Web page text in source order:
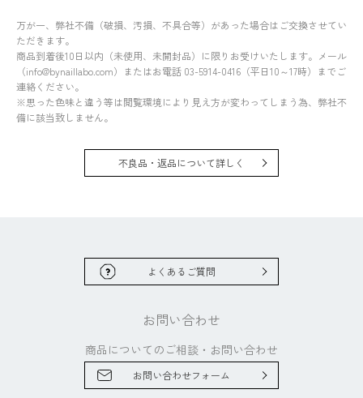
万が一、弊社不備（破損、汚損、不具合等）があった場合はご交換させてい
ただきます。
商品到着後10日以内（未使用、未開封品）に限りお受けいたします。メール
（info@bynaillabo.com）またはお電話 03-5914-0416（平日10～17時）までご
連絡ください。
※思った色味と違う等は閲覧環境により見え方が変わってしまう為、弊社不
備に該当致しません。
不良品・返品について詳しく
よくあるご質問
お問い合わせ
商品についてのご相談・ お問い合わせ
お問い合わせフォーム